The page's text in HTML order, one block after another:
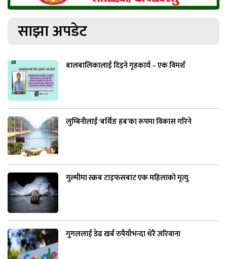
साझा अपडेट
बालबालिकालाई दिइने गृहकार्य – एक विमर्श
लुम्बिनीलाई ‘बर्थिङ हब’का रूपमा विकास गरिने
गुल्मीमा स्क्रब टाइफसबाट एक महिलाको मृत्यु
गुगललाई डेढ खर्ब रुपैयाँभन्दा धेरै जरिवाना